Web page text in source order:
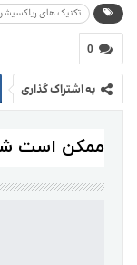
تکنیک های
0
به اشتراک گذاری
ممکن است